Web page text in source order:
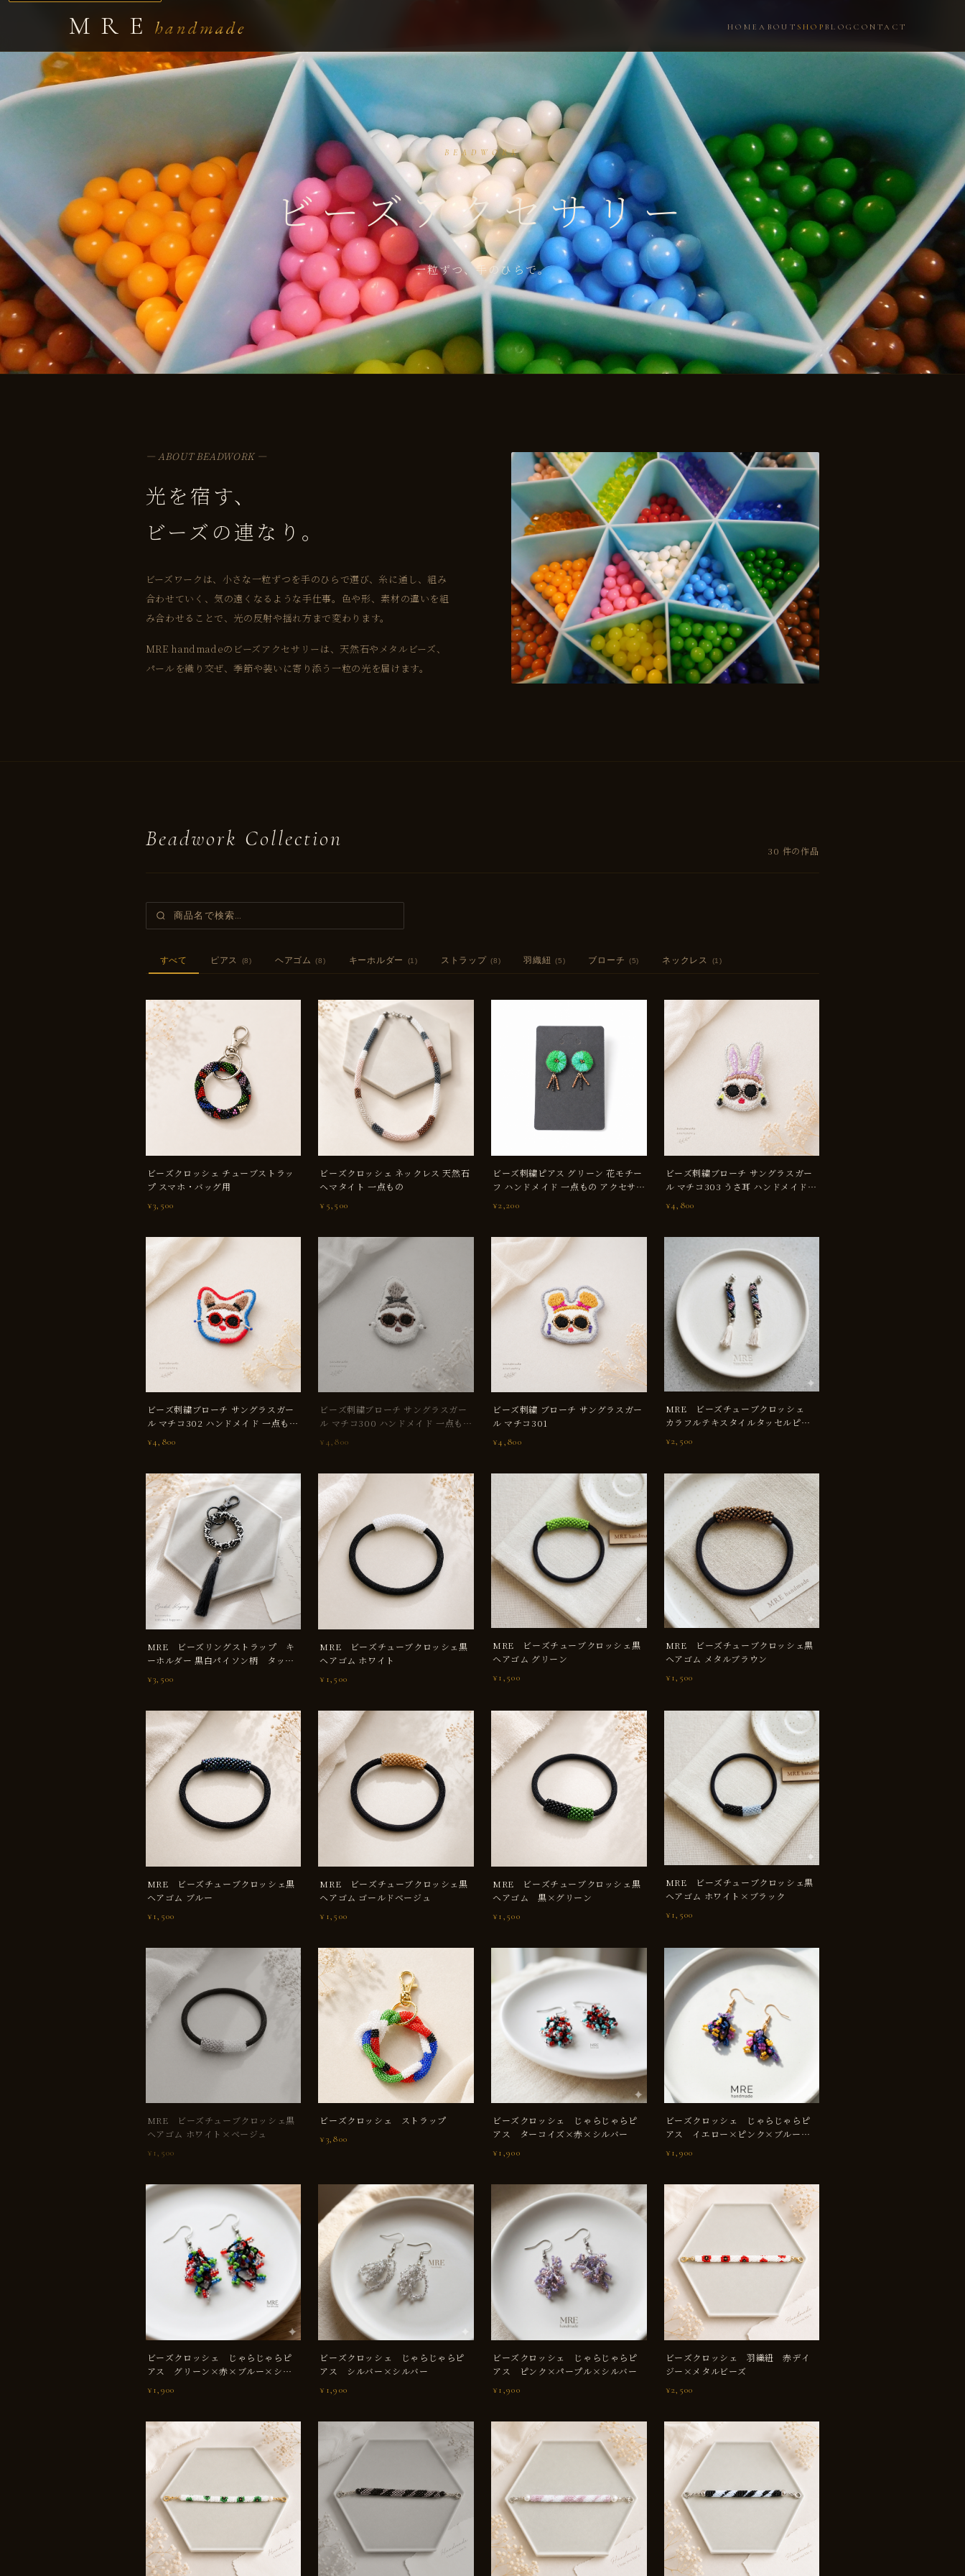
MRE handmade HOME ABOUT SHOPBLOGCONTACT
BEADWORK
ビーズアクセサリー
一粒ずつ、手のひらで。
— ABOUT BEADWORK —
光を宿す、
ビーズの連なり。
ビーズワークは、小さな一粒ずつを手のひらで選び、糸に通し、組み
合わせていく、気の遠くなるような手仕事。色や形、素材の違いを組
み合わせることで、光の反射や揺れ方まで変わります。
MRE handmadeのビーズアクセサリーは、天然石やメタルビーズ、
パールを織り交ぜ、季節や装いに寄り添う一粒の光を届けます。
Beadwork Collection 30 件の作品
すべて ピアス (8) ヘアゴム (8) キーホルダー (1) ストラップ (8) 羽織紐 (5) ブローチ (5) ネックレス (1)
ビーズクロッシェ チューブストラッ
プ スマホ・バッグ用
¥3,500
ビーズクロッシェ ネックレス 天然石
ヘマタイト 一点もの
¥5,500
ビーズ刺繍ピアス グリーン 花モチー
フ ハンドメイド 一点もの アクセサリ
¥2,200
ビーズ刺繍ブローチ サングラスガー
ル マチコ303 うさ耳 ハンドメイド
一点もの かわいい
¥4,800
ビーズ刺繍ブローチ サングラスガー
ル マチコ302 ハンドメイド 一点もの
バッグ飾り
¥4,800
SOLD OUT
ビーズ刺繍ブローチ サングラスガー
ル マチコ300 ハンドメイド 一点もの
バッグ飾り
¥4,800
ビーズ刺繍 ブローチ サングラスガー
ル マチコ301
¥4,800
МRE ビーズチューブクロッシェ
カラフルテキスタイルタッセルピア
¥2,500
МRE ビーズリングストラップ キ
ーホルダー 黒白パイソン柄 タッセ
¥3,500
МRE ビーズチューブクロッシェ黒
ヘアゴム ホワイト
¥1,500
МRE ビーズチューブクロッシェ黒
ヘアゴム グリーン
¥1,500
МRE ビーズチューブクロッシェ黒
ヘアゴム メタルブラウン
¥1,500
МRE ビーズチューブクロッシェ黒
ヘアゴム ブルー
¥1,500
МRE ビーズチューブクロッシェ黒
ヘアゴム ゴールドベージュ
¥1,500
МRE ビーズチューブクロッシェ黒
ヘアゴム 黒×グリーン
¥1,500
МRE ビーズチューブクロッシェ黒
ヘアゴム ホワイト×ブラック
¥1,500
SOLD OUT
МRE ビーズチューブクロッシェ黒
ヘアゴム ホワイト×ベージュ
¥1,500
ビーズクロッシェ ストラップ
¥3,800
ビーズクロッシェ じゃらじゃらピ
アス ターコイズ×赤×シルバー
¥1,900
ビーズクロッシェ じゃらじゃらピ
アス イエロー×ピンク×ブルー×
¥1,900
ビーズクロッシェ じゃらじゃらピ
アス グリーン×赤×ブルー×シル
¥1,900
ビーズクロッシェ じゃらじゃらピ
アス シルバー×シルバー
¥1,900
ビーズクロッシェ じゃらじゃらピ
アス ピンク×パープル×シルバー
¥1,900
ビーズクロッシェ 羽織紐 赤デイ
ジー×メタルビーズ
¥2,500